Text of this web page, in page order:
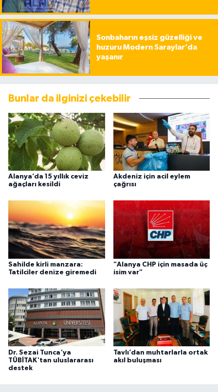
Sonbaharın eşsiz güzelliği ve
huzuru Modern Saraylar’da
yaşanır
Bunlar da ilginizi çekebilir
Alanya’da 15 yıllık ceviz
ağaçları kesildi
Akdeniz için acil eylem
çağrısı
Sahilde kirli manzara:
Tatilciler denize giremedi
"Alanya CHP için masada üç
isim var"
Dr. Sezai Tunca'ya
TÜBİTAK'tan uluslararası
destek
Tavlı’dan muhtarlarla ortak
akıl buluşması